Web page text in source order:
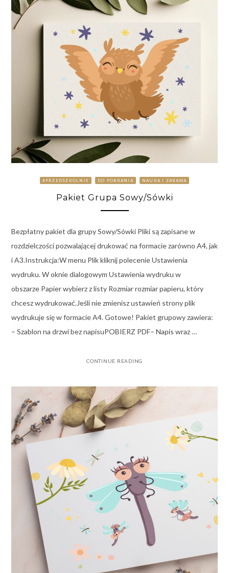
#PRZEDSZKOLNIE DO POBRANIA NAUKA I ZABAWA
Pakiet Grupa Sowy/Sówki
Bezpłatny pakiet dla grupy Sowy/Sówki Pliki są zapisane w
rozdzielczości pozwalającej drukować na formacie zarówno A4, jak
i A3.Instrukcja:W menu Plik kliknij polecenie Ustawienia
wydruku. W oknie dialogowym Ustawienia wydruku w
obszarze Papier wybierz z listy Rozmiar rozmiar papieru, który
chcesz wydrukować.Jeśli nie zmienisz ustawień strony plik
wydrukuje się w formacie A4. Gotowe! Pakiet grupowy zawiera:
– Szablon na drzwi bez napisuPOBIERZ PDF– Napis wraz …
CONTINUE READING